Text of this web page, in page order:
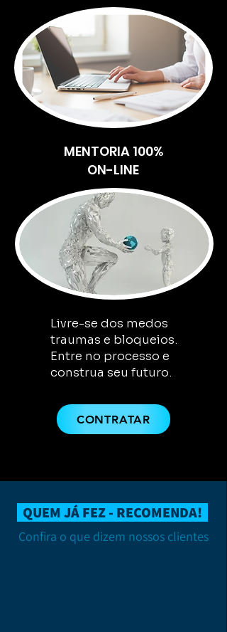
MENTORIA 100%
ON-LINE
Livre-se dos medos
traumas e bloqueios.
Entre no processo e
construa seu futuro.
CONTRATAR
QUEM JÁ FEZ - RECOMENDA!
Confira o que dizem nossos clientes